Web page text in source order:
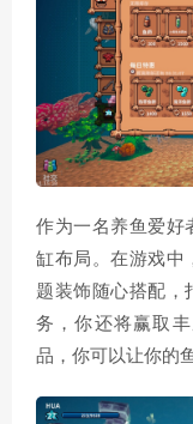
作为一名养鱼爱好
缸布局。在游戏中
题装饰随心搭配，
务，你还将赢取
品，你可以让你的